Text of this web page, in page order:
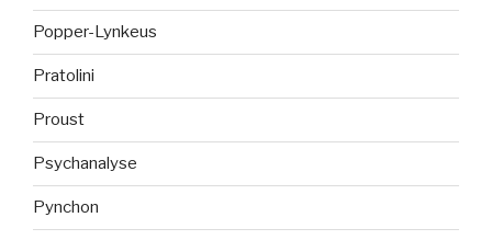
Popper-Lynkeus
Pratolini
Proust
Psychanalyse
Pynchon